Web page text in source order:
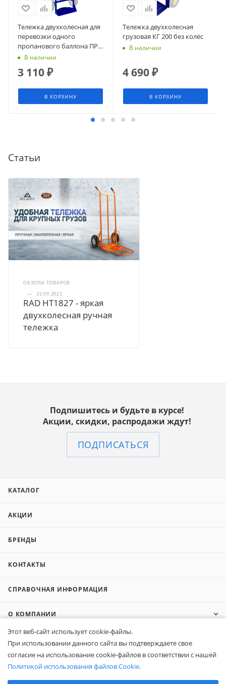
Тележка двухколесная для
перевозки одного
пропанового баллона ПР 1
без колёс
В наличии
3 110₽
В КОРЗИНУ
Тележка двухколесная
грузовая КГ 200 без колёс
В наличии
4 690₽
В КОРЗИНУ
Статьи
ОБЗОРЫ ТОВАРОВ
—
25.09.2023
RAD HT1827 - яркая
двухколесная ручная
тележка
Подпишитесь и будьте в курсе!
Акции, скидки, распродажи ждут!
ПОДПИСАТЬСЯ
КАТАЛОГ
АКЦИИ
БРЕНДЫ
КОНТАКТЫ
СПРАВОЧНАЯ ИНФОРМАЦИЯ
О КОМПАНИИ
ПОКУПАТЕЛЯМ
Этот веб-сайт использует cookie-файлы.
При использовании данного сайта вы подтверждаете свое
согласие на использование cookie-файлов в соответствии с нашей
Политикой использования файлов Cookie.